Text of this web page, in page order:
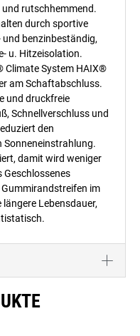
rutschhemmend.
durch sportive
benzinbeständig,
u. Hitzeisolation.
Climate System HAIX®
am Schaftabschluss.
und druckfreie
Schnellverschluss und
den
Sonneneinstrahlung.
damit wird weniger
Geschlossenes
im
Lebensdauer,